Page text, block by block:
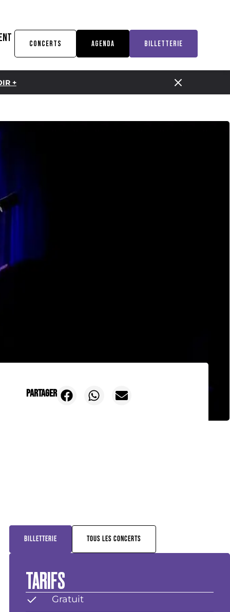
CONCERTS AGENDA BILLETTERIE
+
Partager
BILLETTERIE TOUS LES CONCERTS
TARIFS
Gratuit